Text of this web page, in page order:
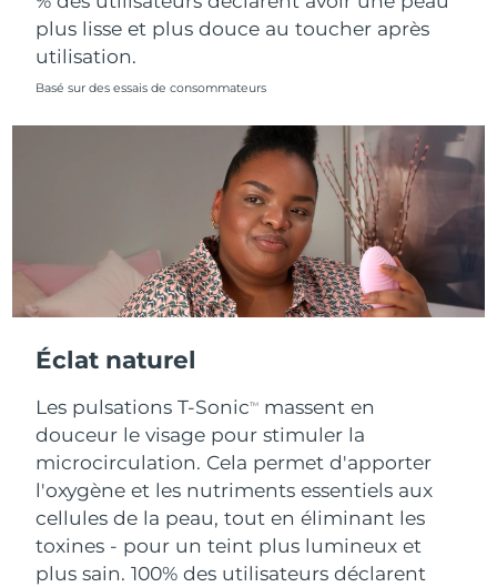
plus lisse et plus douce au toucher après
utilisation.
Basé sur des essais de consommateurs
Éclat naturel
Les pulsations T-SonicTM
massent en
douceur le visage pour stimuler la
microcirculation. Cela permet d'apporter
l'oxygène et les nutriments essentiels aux
cellules de la peau, tout en éliminant les
toxines - pour un teint plus lumineux et
plus sain. 100% des utilisateurs déclarent